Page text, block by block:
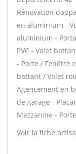
Rénovation
en aluminium -
aluminium -
PVC - Volet
- Porte / Fenêtre
battant / Volet
Agencement en
de garage -
Mezzanine -
Voir la fiche